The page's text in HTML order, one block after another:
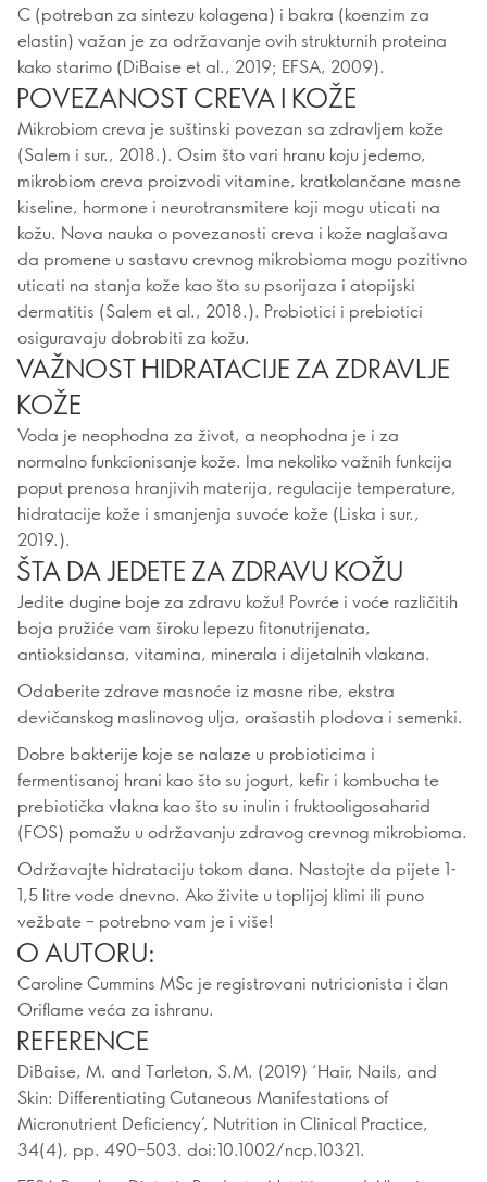
C (potreban za sintezu kolagena) i bakra (koenzim za
elastin) važan je za održavanje ovih strukturnih proteina
kako starimo (DiBaise et al., 2019; EFSA, 2009).
POVEZANOST CREVA I KOŽE
Mikrobiom creva je suštinski povezan sa zdravljem kože
(Salem i sur., 2018.). Osim što vari hranu koju jedemo,
mikrobiom creva proizvodi vitamine, kratkolančane masne
kiseline, hormone i neurotransmitere koji mogu uticati na
kožu. Nova nauka o povezanosti creva i kože naglašava
da promene u sastavu crevnog mikrobioma mogu pozitivno
uticati na stanja kože kao što su psorijaza i atopijski
dermatitis (Salem et al., 2018.). Probiotici i prebiotici
osiguravaju dobrobiti za kožu.
VAŽNOST HIDRATACIJE ZA ZDRAVLJE
KOŽE
Voda je neophodna za život, a neophodna je i za
normalno funkcionisanje kože. Ima nekoliko važnih funkcija
poput prenosa hranjivih materija, regulacije temperature,
hidratacije kože i smanjenja suvoće kože (Liska i sur.,
2019.).
ŠTA DA JEDETE ZA ZDRAVU KOŽU
Jedite dugine boje za zdravu kožu! Povrće i voće različitih
boja pružiće vam široku lepezu fitonutrijenata,
antioksidansa, vitamina, minerala i dijetalnih vlakana.
Odaberite zdrave masnoće iz masne ribe, ekstra
devičanskog maslinovog ulja, orašastih plodova i semenki.
Dobre bakterije koje se nalaze u probioticima i
fermentisanoj hrani kao što su jogurt, kefir i kombucha te
prebiotička vlakna kao što su inulin i fruktooligosaharid
(FOS) pomažu u održavanju zdravog crevnog mikrobioma.
Održavajte hidrataciju tokom dana. Nastojte da pijete 1-
1,5 litre vode dnevno. Ako živite u toplijoj klimi ili puno
vežbate – potrebno vam je i više!
O AUTORU:
Caroline Cummins MSc je registrovani nutricionista i član
Oriflame veća za ishranu.
REFERENCE
DiBaise, M. and Tarleton, S.M. (2019) ‘Hair, Nails, and
Skin: Differentiating Cutaneous Manifestations of
Micronutrient Deficiency’, Nutrition in Clinical Practice,
34(4), pp. 490–503. doi:10.1002/ncp.10321.